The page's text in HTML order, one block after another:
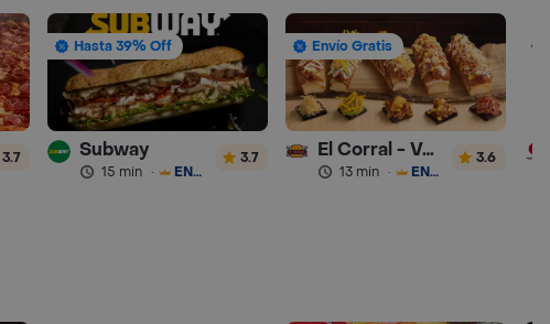
3.7
Hasta 39% Off
Subway
15 min · ENVÍO GRATIS
3.7
Envío Gratis
El Corral - Vaqueros
13 min · ENVÍO GRATIS
3.6